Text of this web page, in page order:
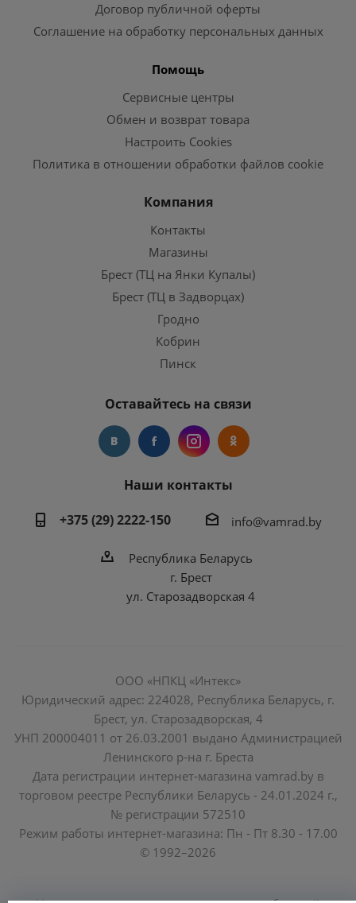
Договор публичной оферты
Соглашение на обработку персональных данных
Помощь
Сервисные центры
Обмен и возврат товара
Настроить Cookies
Политика в отношении обработки файлов cookie
Компания
Контакты
Магазины
Брест (ТЦ на Янки Купалы)
Брест (ТЦ в Задворцах)
Гродно
Кобрин
Пинск
Оставайтесь на связи
Наши контакты
+375 (29) 2222-150
info@vamrad.by
Республика Беларусь
г. Брест
ул. Старозадворская 4
ООО «НПКЦ «Интекс»
Юридический адрес: 224028, Республика Беларусь, г.
Брест, ул. Старозадворская, 4
УНП 200004011 от 26.03.2001 выдано Администрацией
Ленинского р-на г. Бреста
Дата регистрации интернет-магазина vamrad.by в
торговом реестре Республики Беларусь - 24.01.2024 г.,
№ регистрации 572510
Режим работы интернет-магазина: Пн - Пт 8.30 - 17.00
© 1992–2026